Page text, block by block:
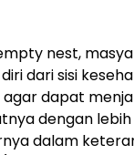
nest,
dari sisi
agar dapat
dengan
dalam